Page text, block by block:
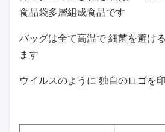
食品袋多層組成食品です
バッグは全て高温で 細菌を避け
ます
ウイルスのように 独自のロゴを